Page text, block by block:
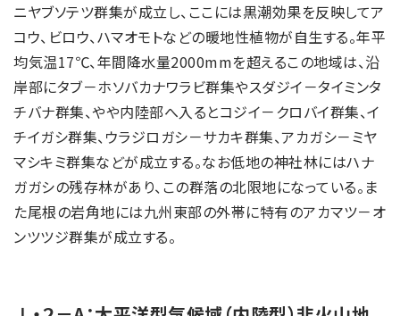
ニヤブソテツ群集が成立し、ここには黒潮効果を反映してア
コウ、ビロウ、ハマオモトなどの暖地性植物が自生する。年平
均気温17℃、年間降水量2000mmを超えるこの地域は、沿
岸部にタブ－ホソバカナワラビ群集やスダジイ－タイミンタ
チバナ群集、やや内陸部へ入るとコジイ－クロバイ群集、イ
チイガシ群集、ウラジロガシ－サカキ群集、アカガシ－ミヤ
マシキミ群集などが成立する。なお低地の神社林にはハナ
ガガシの残存林があり、この群落の北限地になっている。ま
た尾根の岩角地には九州東部の外帯に特有のアカマツ－オ
ンツツジ群集が成立する。